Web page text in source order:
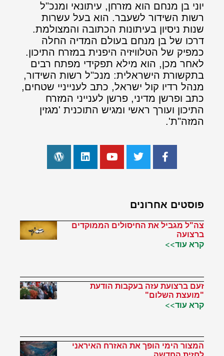
יוני בן מנחם הוא מזרחן, עיתונאי ומנכ"ל
רשות השידור לשעבר. הוא בעל עשרות
שנות ניסיון בעיתונות הכתובה והמצולמת.
דרכו של בן מנחם בעולם המדיה החלה
כמפיק של הטלוויזיה היפנית במזרח התיכון.
לאחר מכן, הוא מילא תפקידי מפתח רבים
בתקשורת הישראלית: מנכ"ל רשות השידור,
מנהל רדיו קול ישראל, כתב לענייניי שטחים,
כתב ופרשן מדיני, פרשן לענייני המזרח
התיכון ועורך ראשי ומגיש התוכנית 'מגזין
המזה"ת'.
פוסטים אחרונים
צה"ל מגביל את החיסולים הממוקדים
ברצועה
קרא עוד>>
זעם ברצועת עזה בעקבות הודעת
"מועצת השלום"
קרא עוד>>
המצור הימי הופך את האזרח האיראני